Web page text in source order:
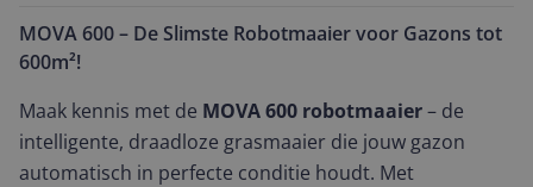
MOVA 600 – De Slimste Robotmaaier voor Gazons tot
600m²!
Maak kennis met de MOVA 600 robotmaaier– de
intelligente, draadloze grasmaaier die jouw gazon
automatisch in perfecte conditie houdt. Met